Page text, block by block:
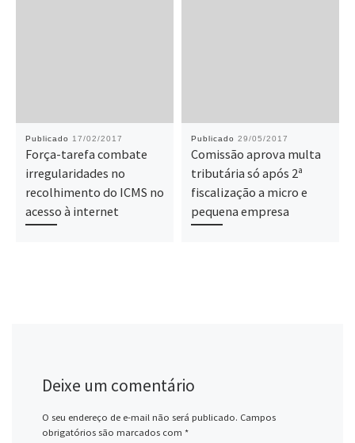
Publicado 17/02/2017
Força-tarefa combate
irregularidades no
recolhimento do ICMS no
acesso à internet
Publicado 29/05/2017
Comissão aprova multa
tributária só após 2ª
fiscalização a micro e
pequena empresa
Deixe um comentário
O seu endereço de e-mail não será publicado. Campos
obrigatórios são marcados com *